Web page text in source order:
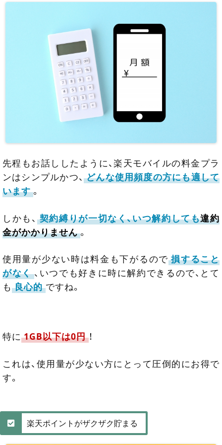
先程もお話ししたように、楽天モバイルの料金プラ
ンはシンプルかつ、 どんな使用頻度の方にも適して
います 。
しかも、 契約縛りが一切なく、いつ解約しても違約
金がかかりません 。
使用量が少ない時は料金も下がるので 損すること
がなく 、いつでも好きに時に解約できるので、とて
も 良心的 ですね。
特に 1GB以下は0円 ！
これは、使用量が少ない方にとって圧倒的にお得で
す。
楽天ポイントがザクザク貯まる